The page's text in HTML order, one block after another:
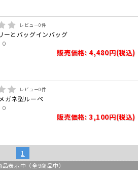
レビュー0件
ーとバッグインバッグ
販売価格: 4,480円(税込)
レビュー0件
ガネ型ルーペ
販売価格: 3,100円(税込)
1
品表示中（全9商品中）